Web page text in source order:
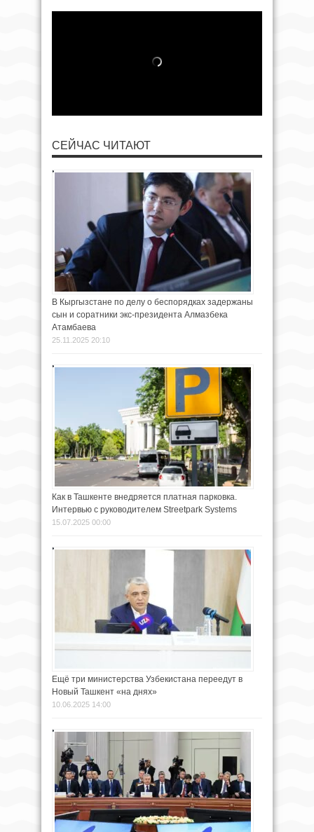
СЕЙЧАС ЧИТАЮТ
В Кыргызстане по делу о беспорядках задержаны
сын и соратники экс-президента Алмазбека
Атамбаева
25.11.2025 20:10
Как в Ташкенте внедряется платная парковка.
Интервью с руководителем Streetpark Systems
15.07.2025 00:00
Ещё три министерства Узбекистана переедут в
Новый Ташкент «на днях»
10.06.2025 14:00